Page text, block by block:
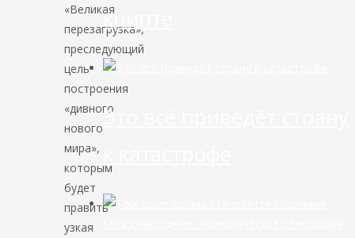
«Великая
перезагрузка»,
преследующий
цель
построения
«дивного
нового
мира»,
которым
будет
править
узкая
крипте
Это всё приведёт страну